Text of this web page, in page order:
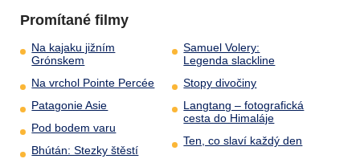
Promítané filmy
Na kajaku jižním
Grónskem
Na vrchol Pointe Percée
Patagonie Asie
Pod bodem varu
Bhútán: Stezky štěstí
Samuel Volery:
Legenda slackline
Stopy divočiny
Langtang – fotografická
cesta do Himaláje
Ten, co slaví každý den